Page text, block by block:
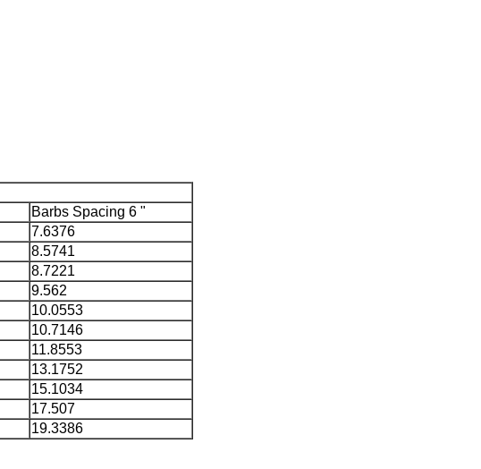
Barbs Spacing 6 "
7.6376
8.5741
8.7221
9.562
10.0553
10.7146
11.8553
13.1752
15.1034
17.507
19.3386